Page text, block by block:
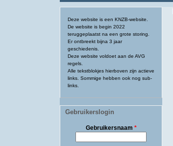
Deze website is een KNZB-website.
De website is begin 2022
teruggeplaatst na een grote storing.
Er ontbreekt bijna 3 jaar
geschiedenis.
Deze website voldoet aan de AVG
regels.
Alle tekstblokjes hierboven zijn actieve
links. Sommige hebben ook nog sub-
links.
Gebruikerslogin
Gebruikersnaam *